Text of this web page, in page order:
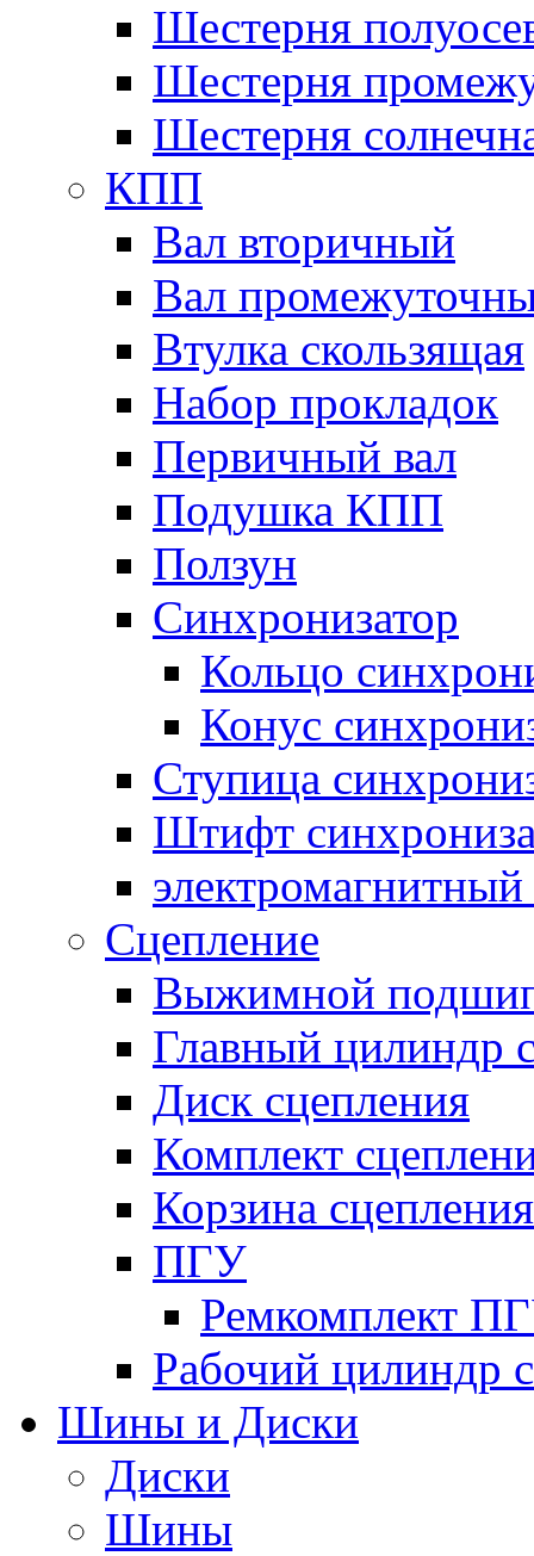
Шестерня
Шестерня
Шестерня
КПП
Вал вторичный
Вал
Втулка скользящая
Набор прокладок
Первичный вал
Подушка КПП
Ползун
Синхронизатор
Кольцо
Конус
Ступица
Штифт
электромагнитный
Сцепление
Выжимной
Главный цилиндр
Диск сцепления
Комплект
Корзина сцепления
ПГУ
Ремкомплект
Рабочий цилиндр
Шины и Диски
Диски
Шины